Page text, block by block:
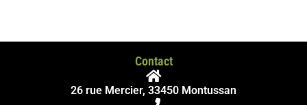
Contact
26 rue Mercier, 33450 Montussan